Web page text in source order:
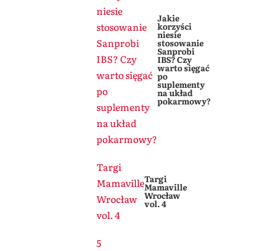
niesie
stosowanie
Sanprobi
IBS? Czy
warto sięgać
po
suplementy
na układ
pokarmowy?
Jakie
korzyści
niesie
stosowanie
Sanprobi
IBS? Czy
warto sięgać
po
suplementy
na układ
pokarmowy?
Targi
Mamaville
Wrocław
vol. 4
Targi
Mamaville
Wrocław
vol. 4
5